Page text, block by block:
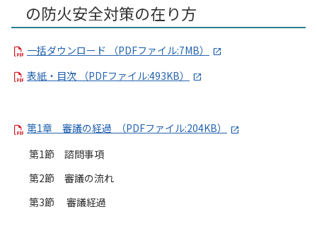
の防火安全対策の在り方
一括ダウンロード （PDFファイル:7MB）
表紙・目次 （PDFファイル:493KB）
第1章 審議の経過 （PDFファイル:204KB）
第1節 諮問事項
第2節 審議の流れ
第3節 審議経過